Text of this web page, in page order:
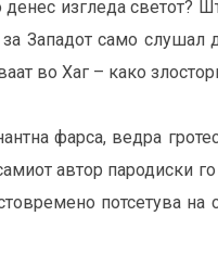
денес изгледа светот?
Западот само слушал
во Хаг – како
фарса, ведра
автор пародиски
потсетува